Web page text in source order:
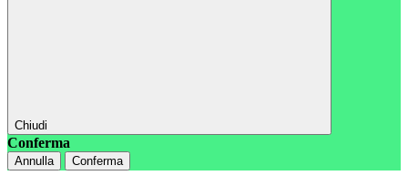
Chiudi
Conferma
Annulla Conferma